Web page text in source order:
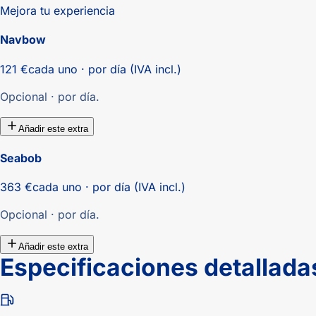
Mejora tu experiencia
Navbow
121 €cada uno · por día (IVA incl.)
Opcional · por día.
Añadir este extra
Seabob
363 €cada uno · por día (IVA incl.)
Opcional · por día.
Añadir este extra
Especificaciones